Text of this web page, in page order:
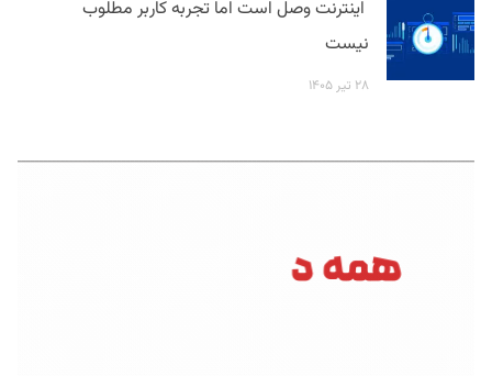
اینترنت وصل است اما تجربه کاربر مطلوب
نیست
۲۸ تیر ۱۴۰۵